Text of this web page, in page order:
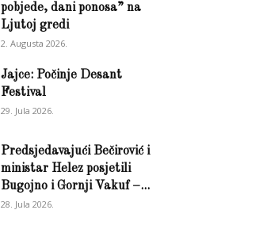
pobjede, dani ponosa” na
Ljutoj gredi
2. Augusta 2026.
Jajce: Počinje Desant
Festival
29. Jula 2026.
Predsjedavajući Bečirović i
ministar Helez posjetili
Bugojno i Gornji Vakuf –...
28. Jula 2026.